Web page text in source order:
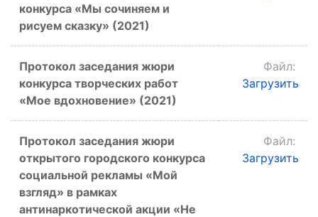
конкурса «Мы сочиняем и
рисуем сказку» (2021)
Протокол заседания жюри
конкурса творческих работ
«Мое вдохновение» (2021)
Файл:
Загрузить
Протокол заседания жюри
открытого городского конкурса
социальной рекламы «Мой
взгляд» в рамках
антинаркотической акции «Не
Файл:
Загрузить